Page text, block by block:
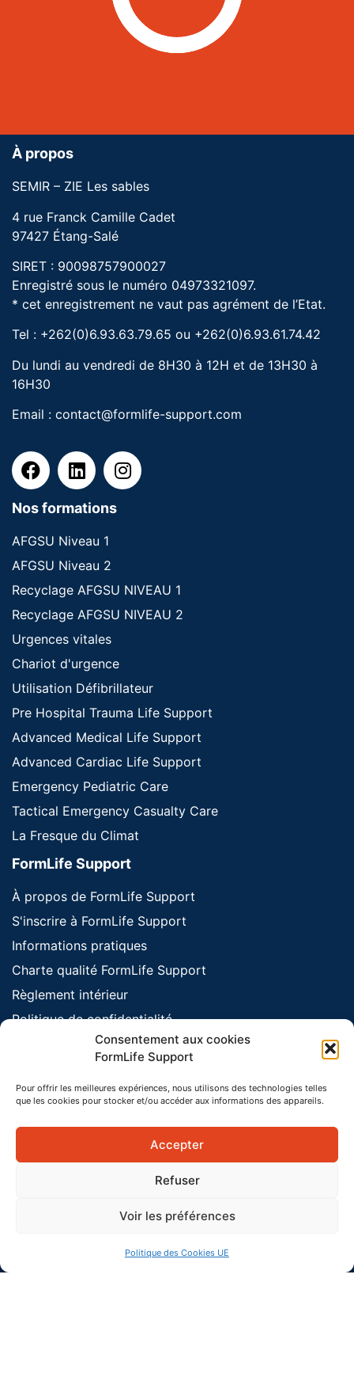
Consentement aux cookies
FormLife Support
Pour offrir les meilleures expériences, nous utilisons des technologies telles
que les cookies pour stocker et/ou accéder aux informations des appareils.
Accepter
Refuser
Voir les préférences
Politique des Cookies UE
À propos
SEMIR – ZIE Les sables
4 rue Franck Camille Cadet
97427 Étang-Salé
SIRET : 90098757900027
Enregistré sous le numéro 04973321097.
* cet enregistrement ne vaut pas agrément de l’Etat.
Tel : +262(0)6.93.63.79.65 ou +262(0)6.93.61.74.42
Du lundi au vendredi de 8H30 à 12H et de 13H30 à
16H30
Email : contact@formlife-support.com
Nos formations
AFGSU Niveau 1
AFGSU Niveau 2
Recyclage AFGSU NIVEAU 1
Recyclage AFGSU NIVEAU 2
Urgences vitales
Chariot d'urgence
Utilisation Défibrillateur
Pre Hospital Trauma Life Support
Advanced Medical Life Support
Advanced Cardiac Life Support
Emergency Pediatric Care
Tactical Emergency Casualty Care
La Fresque du Climat
FormLife Support
À propos de FormLife Support
S'inscrire à FormLife Support
Informations pratiques
Charte qualité FormLife Support
Règlement intérieur
Politique de confidentialité
Politique des cookies